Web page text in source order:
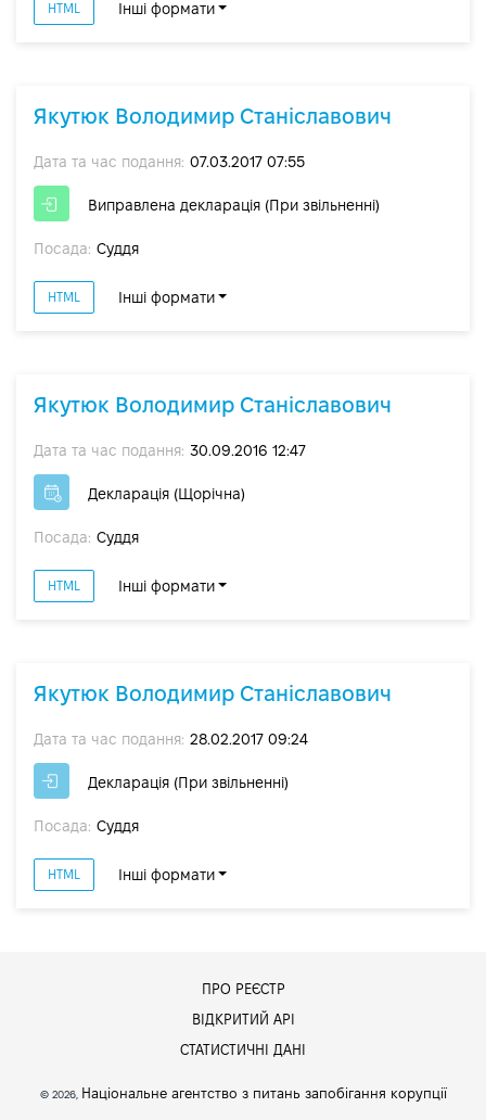
HTML Інші формати
Якутюк Володимир Станіславович
Дата та час подання: 07.03.2017 07:55
Виправлена декларація (При звільненні)
Посада: Суддя
HTML Інші формати
Якутюк Володимир Станіславович
Дата та час подання: 30.09.2016 12:47
Декларація (Щорічна)
Посада: Суддя
HTML Інші формати
Якутюк Володимир Станіславович
Дата та час подання: 28.02.2017 09:24
Декларація (При звільненні)
Посада: Суддя
HTML Інші формати
ПРО РЕЄСТР
ВІДКРИТИЙ АРІ
СТАТИСТИЧНІ ДАНІ
© 2026, Національне агентство з питань запобігання корупції